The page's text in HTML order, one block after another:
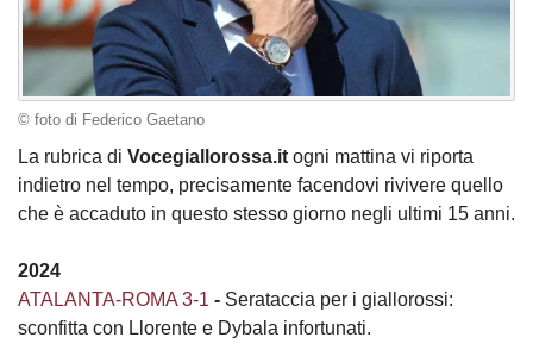
© foto di Federico Gaetano
La rubrica di Vocegiallorossa.it ogni mattina vi riporta
indietro nel tempo, precisamente facendovi rivivere quello
che è accaduto in questo stesso giorno negli ultimi 15 anni.
2024
ATALANTA-ROMA 3-1 - Serataccia per i giallorossi:
sconfitta con Llorente e Dybala infortunati.